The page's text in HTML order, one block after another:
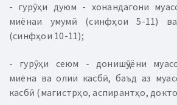
- гурӯҳи дуюм - хонандагони
миёнаи умумӣ (синфҳои 5-11)
(синфҳои 10-11);
- гурӯҳи сеюм - донишҷӯёни
миёна ва олии касбӣ, баъд аз
касбӣ (магистрҳо, аспирантҳо,